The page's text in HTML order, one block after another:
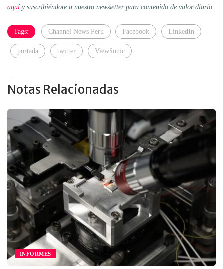
aquíy suscribiéndote a nuestro newsletter para contenido de valor diario
Tags: Channel News Perú Facebook LinkedIn
portada twitter ViewSonic
Notas Relacionadas
INFORMES